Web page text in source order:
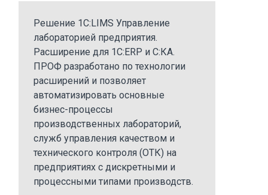
Решение 1С:LIMS Управление
лабораторией предприятия.
Расширение для 1С:ERP и С:КА.
ПРОФ разработано по технологии
расширений и позволяет
автоматизировать основные
бизнес-процессы
производственных лабораторий,
служб управления качеством и
технического контроля (ОТК) на
предприятиях с дискретными и
процессными типами производств.